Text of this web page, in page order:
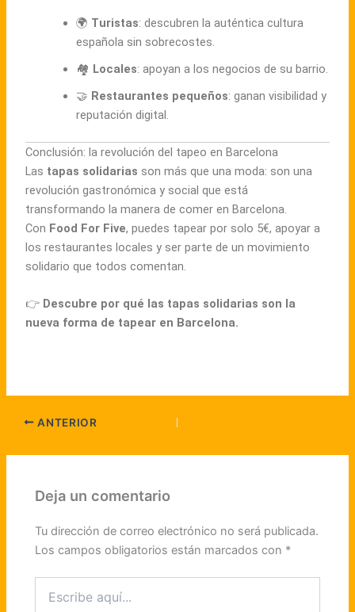
🌍 Turistas: descubren la auténtica cultura
española sin sobrecostes.
🏘 Locales: apoyan a los negocios de su barrio.
🤝 Restaurantes pequeños: ganan visibilidad y
reputación digital.
Conclusión: la revolución del tapeo en Barcelona
Las tapas solidarias son más que una moda: son una
revolución gastronómica y social que está
transformando la manera de comer en Barcelona.
Con Food For Five, puedes tapear por solo 5€, apoyar a
los restaurantes locales y ser parte de un movimiento
solidario que todos comentan.
👉 Descubre por qué las tapas solidarias son la
nueva forma de tapear en Barcelona.
ANTERIOR
Deja un comentario
Tu dirección de correo electrónico no será publicada.
Los campos obligatorios están marcados con *
aquí...